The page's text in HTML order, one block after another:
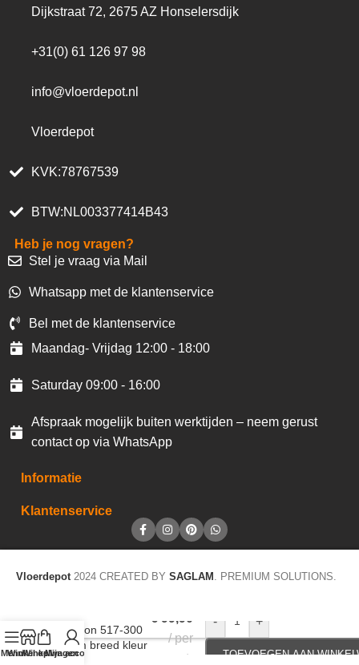
Dijkstraat 72, 2675 AZ Honselersdijk
+31(0) 61 126 97 98
info@vloerdepot.nl
Vloerdepot
KVK:78767539
BTW:NL003377414B43
Heb je nog vragen?
Stel je vraag via Mail
Whatsapp met de klantenservice
Bel met de klantenservice
Maandag- Vrijdag 12:00 - 18:00
Saturday 09:00 - 16:00
Afspraak mogelijk buiten werktijden – neem gerust
contact op via WhatsApp
Informatie
Klantenservice
Vloerdepot 2024 CREATED BY SAGLAM . PREMIUM SOLUTIONS.
Menu
Winkel op
Winkelwagen
Mijn account
Hamilton 517-300
300cm breed kleur
25
€ 99,90
per
mtr
- +
TOEVOEGEN AAN